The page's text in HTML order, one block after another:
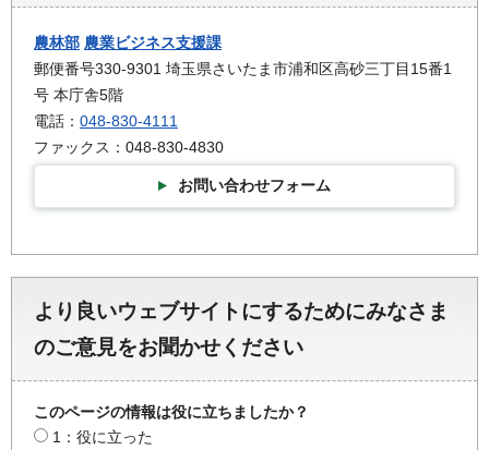
農林部 農業ビジネス支援課
郵便番号330-9301 埼玉県さいたま市浦和区高砂三丁目15番1
号 本庁舎5階
電話： 048-830-4111
ファックス：048-830-4830
お問い合わせフォーム
より良いウェブサイトにするためにみなさま
のご意見をお聞かせください
このページの情報は役に立ちましたか？
1：役に立った